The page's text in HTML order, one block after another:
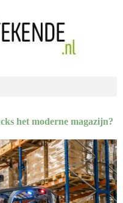
het moderne magazijn?